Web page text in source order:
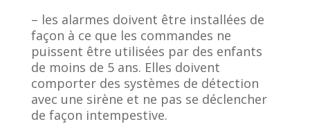
– les alarmes doivent être installées de
façon à ce que les commandes ne
puissent être utilisées par des enfants
de moins de 5 ans. Elles doivent
comporter des systèmes de détection
avec une sirène et ne pas se déclencher
de façon intempestive.